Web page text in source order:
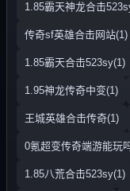
1.85霸天神龙合击
传奇sf英雄合击网站(1)
1.85霸天合击523sy(1)
1.95神龙传奇中变(1)
王城英雄合击传奇(1)
0氪超变传奇端游能玩
1.85八荒合击523sy(1)